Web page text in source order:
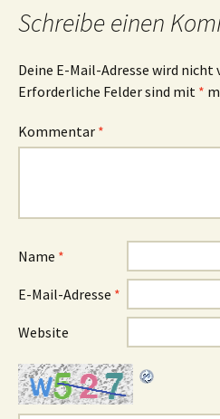
Schreibe einen
Deine E-Mail-Adresse wird
Erforderliche Felder sind mit *
Kommentar *
Name *
E-Mail-Adresse *
Website